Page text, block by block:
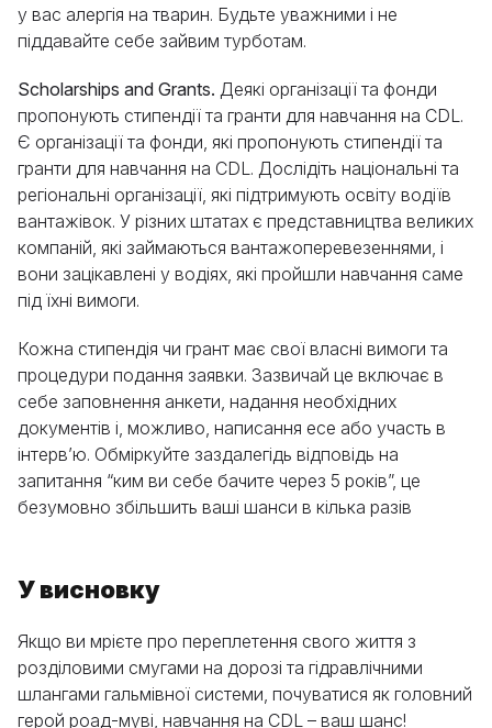
у вас алергія на тварин. Будьте уважними і не
піддавайте себе зайвим турботам.
Scholarships and Grants. Деякі організації та фонди
пропонують стипендії та гранти для навчання на CDL.
Є організації та фонди, які пропонують стипендії та
гранти для навчання на CDL. Дослідіть національні та
регіональні організації, які підтримують освіту водіїв
вантажівок. У різних штатах є представництва великих
компаній, які займаються вантажоперевезеннями, і
вони зацікавлені у водіях, які пройшли навчання саме
під їхні вимоги.
Кожна стипендія чи грант має свої власні вимоги та
процедури подання заявки. Зазвичай це включає в
себе заповнення анкети, надання необхідних
документів і, можливо, написання есе або участь в
інтерв’ю. Обміркуйте заздалегідь відповідь на
запитання “ким ви себе бачите через 5 років”, це
безумовно збільшить ваші шанси в кілька разів
У висновку
Якщо ви мрієте про переплетення свого життя з
розділовими смугами на дорозі та гідравлічними
шлангами гальмівної системи, почуватися як головний
герой роад-муві, навчання на CDL – ваш шанс!